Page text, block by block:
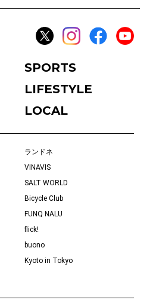
SPORTS
LIFESTYLE
LOCAL
ランドネ
VINAVIS
SALT WORLD
Bicycle Club
FUNQ NALU
flick!
buono
Kyoto in Tokyo